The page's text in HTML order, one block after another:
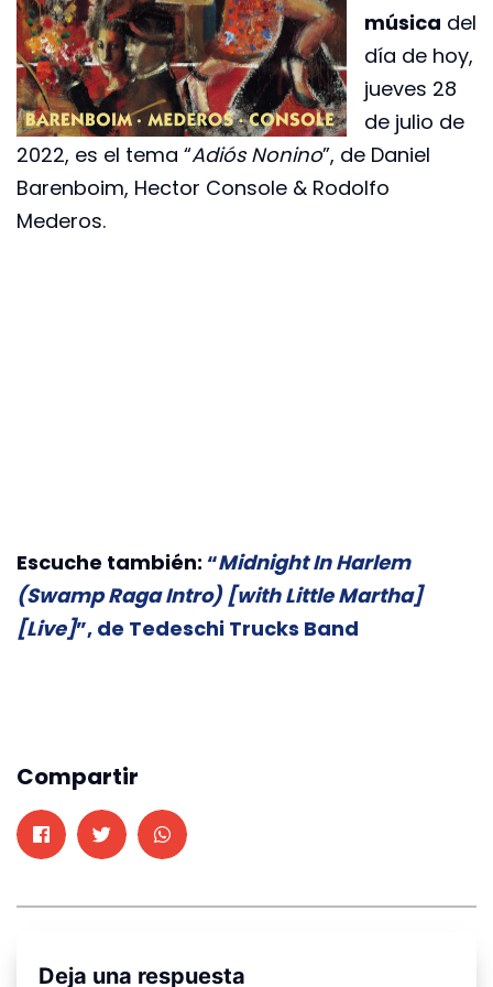
música del
día de hoy,
jueves 28
de julio de
2022, es el tema “Adiós Nonino”, de Daniel
Barenboim, Hector Console & Rodolfo
Mederos.
Escuche también: “Midnight In Harlem
(Swamp Raga Intro) [with Little Martha]
[Live]”, de Tedeschi Trucks Band
Compartir
Deja una respuesta